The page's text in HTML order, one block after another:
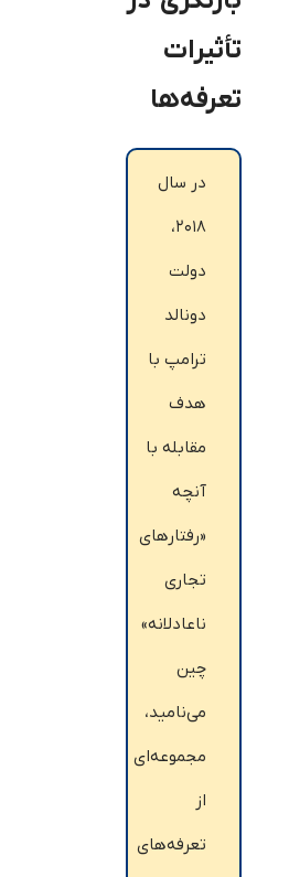
تأثیرات
تعرفه‌ها
در سال
۲۰۱۸،
دولت
دونالد
ترامپ با
هدف
مقابله با
آنچه
«رفتارهای
تجاری
ناعادلانه»
چین
می‌نامید،
مجموعه‌ای
از
تعرفه‌های